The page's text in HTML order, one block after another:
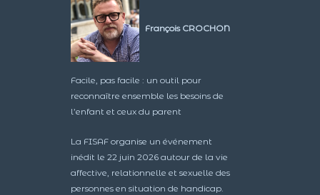
François CROCHON
Facile, pas facile : un outil pour
reconnaître ensemble les besoins de
l’enfant et ceux du parent
La FISAF organise un événement
inédit le 22 juin 2026 autour de la vie
affective, relationnelle et sexuelle des
personnes en situation de handicap.